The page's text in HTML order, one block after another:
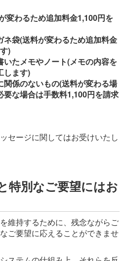
変わるため追加料金1,100円を
ネ袋(送料が変わるため追加料金
)
いたメモやノート(メモの内容を
します)
関係のないもの(送料が変わる場
要な場合は手数料1,100円を請求
セージに関してはお受けいたし
特別なご要望にはお
維持するために、残念ながらご
ご要望に応えることができませ